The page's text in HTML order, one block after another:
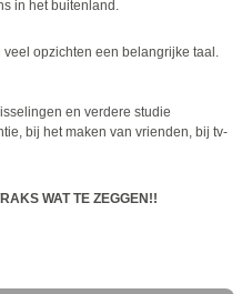
in het buitenland.
opzichten een belangrijke taal.
en verdere studie
bij het maken van vrienden, bij tv-
WAT TE ZEGGEN!!